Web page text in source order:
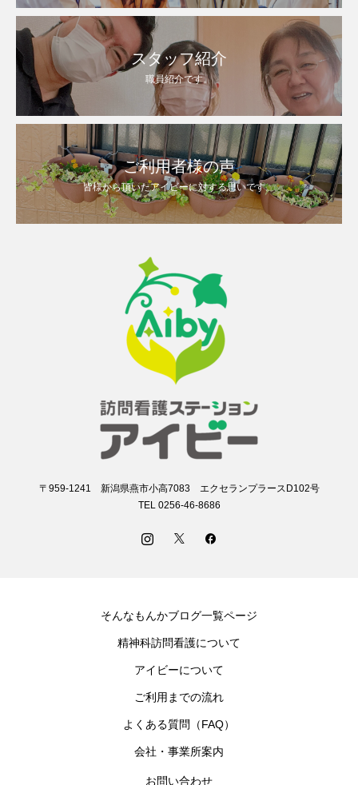
スタッフ紹介
職員紹介です。
ご利用者様の声
皆様から頂いたアイビーに対する思いです。
〒959-1241 新潟県燕市小高7083 エクセランプラースD102号
TEL 0256-46-8686
そんなもんかブログ一覧ページ
精神科訪問看護について
アイビーについて
ご利用までの流れ
よくある質問（FAQ）
会社・事業所案内
お問い合わせ